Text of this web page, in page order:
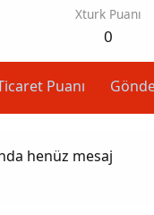
Xturk Puanı
0
Puanı
henüz mesaj